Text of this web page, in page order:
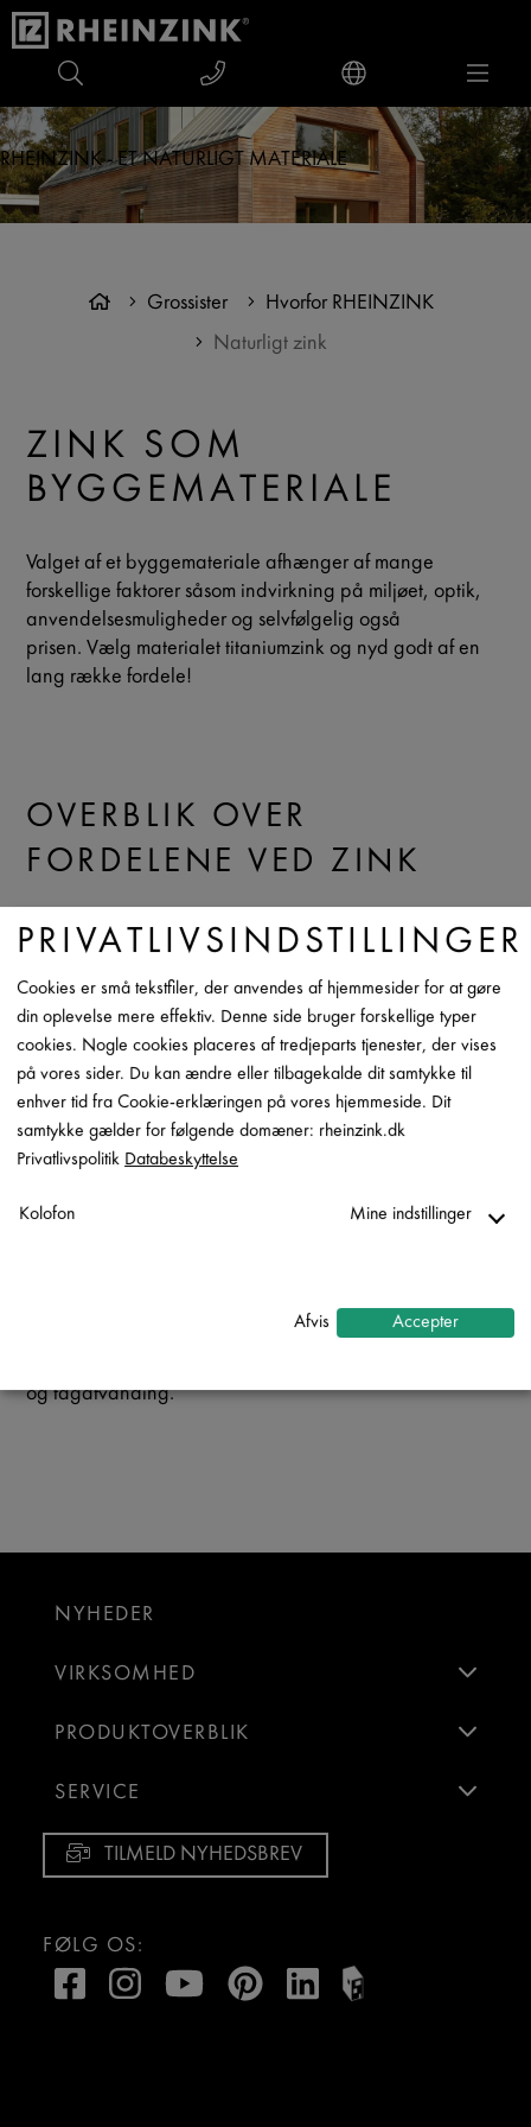
RHEINZINK - ET NATURLIGT MATERIALE
Grossister Hvorfor RHEINZINK
Naturligt zink
ZINK SOM
BYGGEMATERIALE
Valget af et byggemateriale afhænger af mange
forskellige faktorer såsom indvirkning på miljøet, optik,
anvendelsesmuligheder og selvfølgelig også
prisen. Vælg materialet titaniumzink og nyd godt af en
lang række fordele!
OVERBLIK OVER
FORDELENE VED ZINK
ZINK ER NATURLIGT
ZINK ER HOLDBART
ZINK ER SMUKT
ZINK ER ALSIDIGT
naturligheden eller mulighederne: Du bestemmer dig i
hvert fald for et materiale af bedste kvalitet, som kan
og tagafvanding.
NYHEDER
VIRKSOMHED
PRODUKTOVERBLIK
SERVICE
TILMELD NYHEDSBREV
FØLG OS:
PRIVATLIVSINDSTILLINGER
Cookies er små tekstfiler, der anvendes af hjemmesider for at gøre
din oplevelse mere effektiv. Denne side bruger forskellige typer
cookies. Nogle cookies placeres af tredjeparts tjenester, der vises
på vores sider. Du kan ændre eller tilbagekalde dit samtykke til
enhver tid fra Cookie-erklæringen på vores hjemmeside. Dit
samtykke gælder for følgende domæner: rheinzink.dk
Privatlivspolitik Databeskyttelse
Kolofon Mine indstillinger
Afvis Accepter